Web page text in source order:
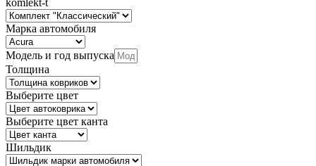
Марка автомобиля
Модель и год выпуска
Толщина
Выберите цвет
Выберите цвет канта
Шильдик